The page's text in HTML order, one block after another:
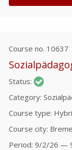
Course no. 10637
Status
Category
Course type
Course city
Period 9/2/26 —